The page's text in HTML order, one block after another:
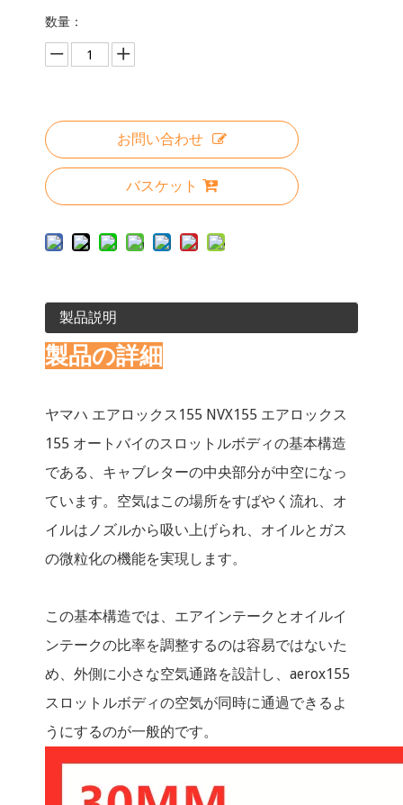
数量：
お問い合わせ
バスケット
製品説明
製品の詳細
ヤマハ エアロックス155 NVX155 エアロックス
155 オートバイのスロットルボディの基本構造
である、キャブレターの中央部分が中空になっ
ています。空気はこの場所をすばやく流れ、オ
イルはノズルから吸い上げられ、オイルとガス
の微粒化の機能を実現します。
この基本構造では、エアインテークとオイルイ
ンテークの比率を調整するのは容易ではないた
め、外側に小さな空気通路を設計し、aerox155
スロットルボディの空気が同時に通過できるよ
うにするのが一般的です。